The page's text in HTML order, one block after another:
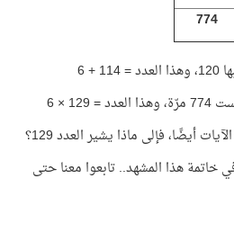
774
× 6
هذا المشهد.. تابعوا معنا حتى